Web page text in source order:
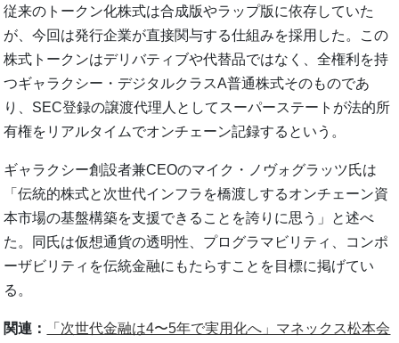
従来のトークン化株式は合成版やラップ版に依存していた
が、今回は発行企業が直接関与する仕組みを採用した。この
株式トークンはデリバティブや代替品ではなく、全権利を持
つギャラクシー・デジタルクラスA普通株式そのものであ
り、SEC登録の譲渡代理人としてスーパーステートが法的所
有権をリアルタイムでオンチェーン記録するという。
ギャラクシー創設者兼CEOのマイク・ノヴォグラッツ氏は
「伝統的株式と次世代インフラを橋渡しするオンチェーン資
本市場の基盤構築を支援できることを誇りに思う」と述べ
た。同氏は仮想通貨の透明性、プログラマビリティ、コンポ
ーザビリティを伝統金融にもたらすことを目標に掲げてい
る。
関連：
「次世代金融は4〜5年で実用化へ」マネックス松本会